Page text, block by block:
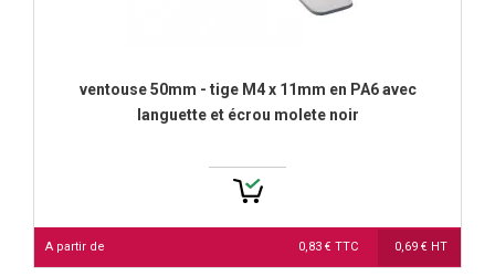
ventouse 50mm - tige M4 x 11mm en PA6 avec
languette et écrou molete noir
A partir de 0,83 € TTC 0,69 € HT